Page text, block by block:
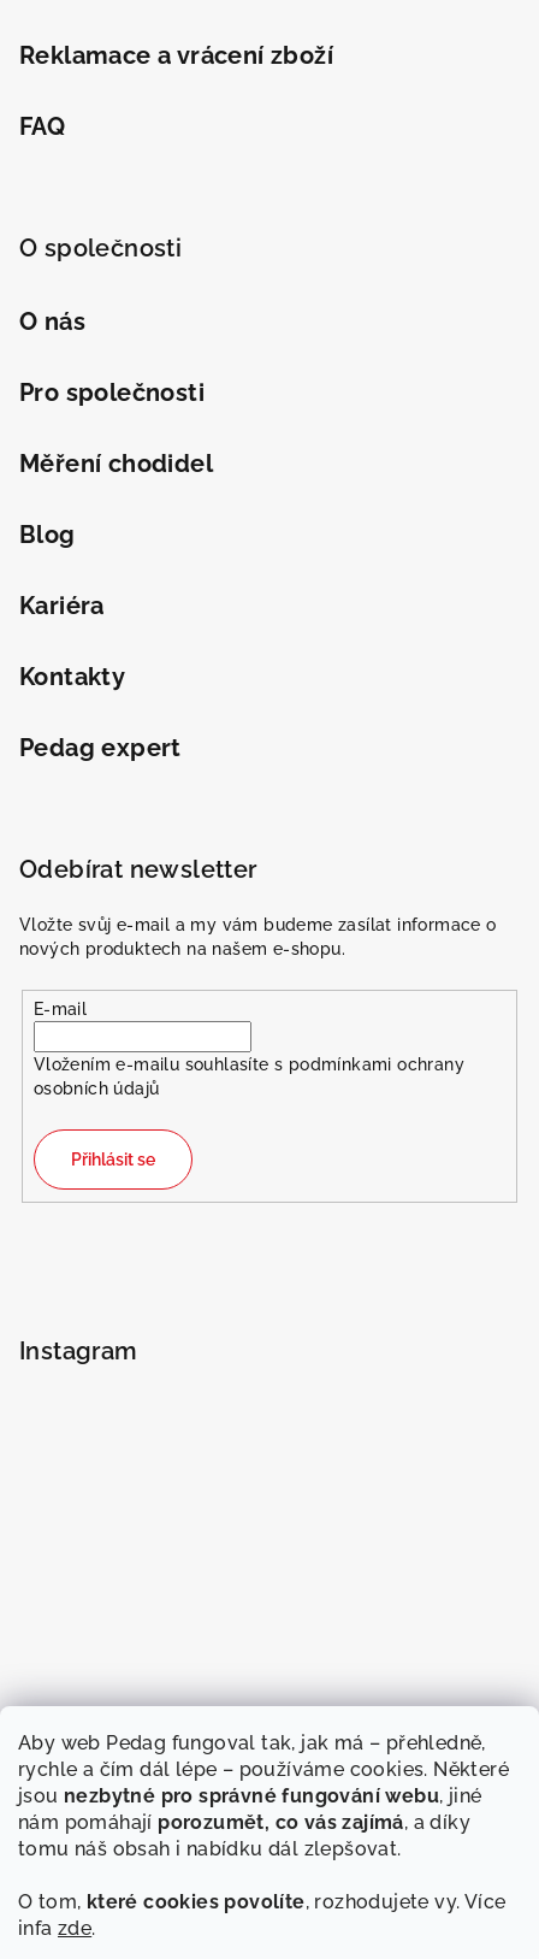
Aby web Pedag fungoval tak, jak má – přehledně,
rychle a čím dál lépe – používáme cookies. Některé
jsou nezbytné pro správné fungování webu, jiné
nám pomáhají porozumět, co vás zajímá, a díky
tomu náš obsah i nabídku dál zlepšovat.
O tom, které cookies povolíte, rozhodujete vy. Více
infa zde.
Reklamace a vrácení zboží
FAQ
O společnosti
O nás
Pro společnosti
Měření chodidel
Blog
Kariéra
Kontakty
Pedag expert
Odebírat newsletter
Vložte svůj e-mail a my vám budeme zasílat informace o
nových produktech na našem e-shopu.
E-mail
Vložením e-mailu souhlasíte s podmínkami ochrany
osobních údajů
Přihlásit se
Instagram